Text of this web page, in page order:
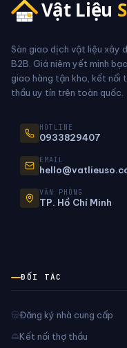
Sàn giao dịch vật liệu xây
B2B. Giá niêm yết minh
giao hàng tận kho, kết nối
thầu uy tín trên toàn quốc.
HOTLINE
0933829407
EMAIL
VĂN PHÒNG
TP. Hồ Chí Minh
ĐỐI TÁC
Đăng ký nhà cung cấp
Kết nối thợ thầu